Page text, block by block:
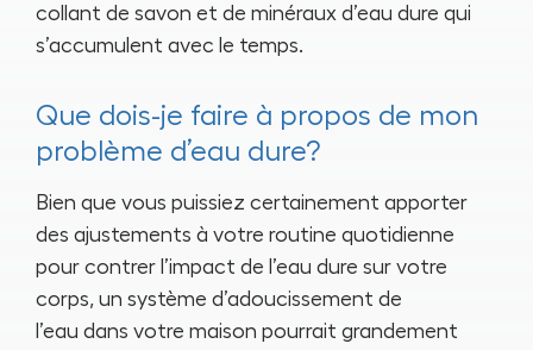
collant de savon et de minéraux d’eau dure qui
s’accumulent avec le temps.
Que dois-je faire à propos de mon
problème d’eau dure?
Bien que vous puissiez certainement apporter
des ajustements à votre routine quotidienne
pour contrer l’impact de l’eau dure sur votre
corps, un système d’adoucissement de
l’eau dans votre maison pourrait grandement